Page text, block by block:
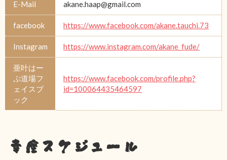
E-Mail akane.haap@gmail.com
facebook https://www.facebook.com/akane.tauchi.73
Instagram https://www.instagram.com/akane_fude/
亜叶はー
ぷ道場フ
ェイスブ
ック
https://www.facebook.com/profile.php?
id=100064435464597
幸座スケジュール